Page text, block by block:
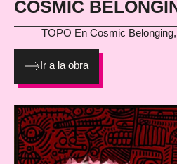
COSMIC
TOPO
llena de símbolos celestiales,
transmite la idea de
y mensaje. Técnica: Spray sobre lienzo con bastidor Medidas:
Ir a la obra